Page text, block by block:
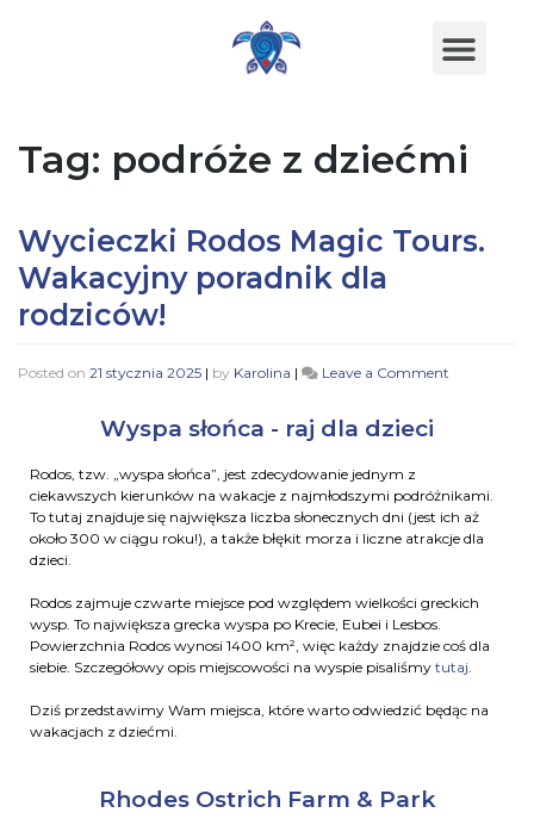
Tag: podróże z dziećmi
Wycieczki Rodos Magic Tours.
Wakacyjny poradnik dla
rodziców!
Posted on 21 stycznia 2025 | by Karolina | Leave a Comment
Wyspa słońca - raj dla dzieci
Rodos, tzw. „wyspa słońca”, jest zdecydowanie jednym z
ciekawszych kierunków na wakacje z najmłodszymi podróżnikami.
To tutaj znajduje się największa liczba słonecznych dni (jest ich aż
około 300 w ciągu roku!), a także błękit morza i liczne atrakcje dla
dzieci.
Rodos zajmuje czwarte miejsce pod względem wielkości greckich
wysp. To największa grecka wyspa po Krecie, Eubei i Lesbos.
Powierzchnia Rodos wynosi 1400 km², więc każdy znajdzie coś dla
siebie. Szczegółowy opis miejscowości na wyspie pisaliśmy tutaj
Dziś przedstawimy Wam miejsca, które warto odwiedzić będąc na
wakacjach z dziećmi.
Rhodes Ostrich Farm & Park